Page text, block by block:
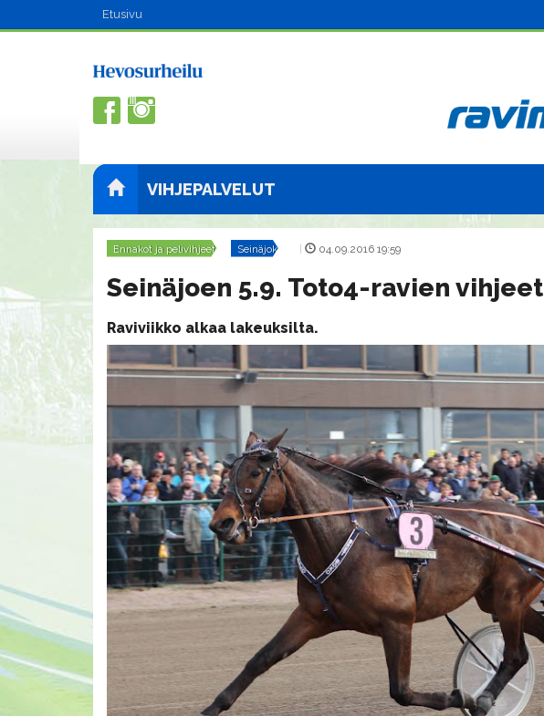
Etusivu
VIHJEPALVELUT
Ennakot ja pelivihjeet Seinäjoki 04.09.2016 19:59
Seinäjoen 5.9. Toto4-ravien vihjeet
Raviviikko alkaa lakeuksilta.